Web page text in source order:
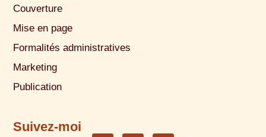
Couverture
Mise en page
Formalités administratives
Marketing
Publication
Suivez-moi